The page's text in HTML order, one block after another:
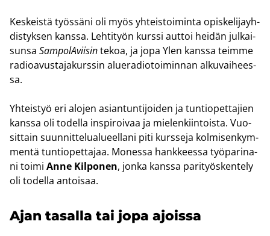
Kes­keis­tä työs­sä­ni oli myös yh­teis­toi­min­ta opis­ke­li­jayh­
dis­tyk­sen kans­sa. Leh­ti­työn kurs­si aut­toi hei­dän jul­kai­
sun­sa Sam­po­lA­vii­sintekoa, ja jopa Ylen kans­sa teim­me
ra­dio­avus­ta­ja­kurs­sin alue­ra­dio­toi­min­nan al­ku­vai­hees­
sa.
Yh­teis­työ eri alo­jen asian­tun­ti­joi­den ja tun­tio­pet­ta­jien
kans­sa oli to­del­la ins­pi­roi­vaa ja mie­len­kiin­tois­ta. Vuo­
sit­tain suun­nit­te­lua­lu­eel­la­ni piti kurs­se­ja kol­mi­sen­kym­
men­tä tun­tio­pet­ta­jaa. Mo­nes­sa hank­kees­sa työ­pa­ri­na­
ni toimi Anne Kil­po­nen, jonka kans­sa pa­ri­työs­ken­te­ly
oli to­del­la an­toi­saa.
Ajan ta­sal­la tai jopa ajois­sa